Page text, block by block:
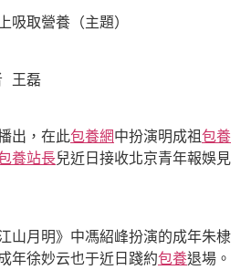
取營養（主題）
王磊
出，在此包養網中扮演明成祖包養
養站長兒近日接收北京青年報娛見
月明》中馮紹峰扮演的成年朱棣
年徐妙云也于近日踐約包養退場。